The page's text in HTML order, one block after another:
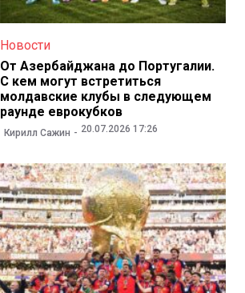
Новости
От Азербайджана до Португалии.
С кем могут встретиться
молдавские клубы в следующем
раунде еврокубков
Кирилл Сажин 20.07.2026 17:26